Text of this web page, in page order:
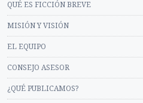
QUÉ ES FICCIÓN BREVE
MISIÓN Y VISIÓN
EL EQUIPO
CONSEJO ASESOR
¿QUÉ PUBLICAMOS?